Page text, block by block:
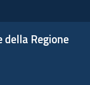
Regione